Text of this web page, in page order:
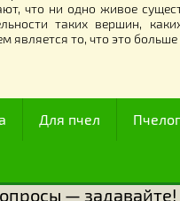
ячеек
с какими
в малых